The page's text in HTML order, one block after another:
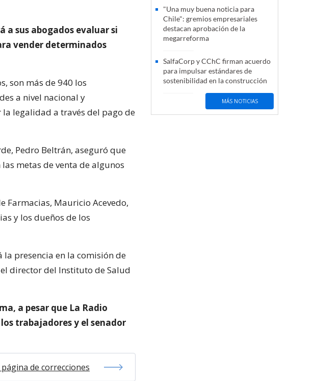
sus abogados evaluar si
vender determinados
son más de 940 los
a nivel nacional y
legalidad a través del pago de
Pedro Beltrán, aseguró que
metas de venta de algunos
Farmacias, Mauricio Acevedo,
y los dueños de los
presencia en la comisión de
director del Instituto de Salud
a pesar que La Radio
trabajadores y el senador
de correcciones
"Una muy buena noticia para
Chile": gremios empresariales
destacan aprobación de la
megarreforma
SalfaCorp y CChC firman acuerdo
para impulsar estándares de
sostenibilidad en la construcción
MÁS NOTICIAS